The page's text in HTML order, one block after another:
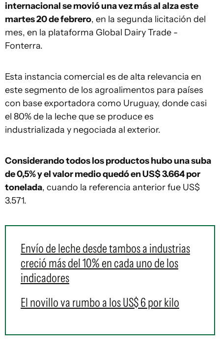
internacional se movió una vez más al alza este
martes 20 de febrero, en la segunda licitación del
mes, en la plataforma Global Dairy Trade -
Fonterra.
Esta instancia comercial es de alta relevancia en
este segmento de los agroalimentos para países
con base exportadora como Uruguay, donde casi
el 80% de la leche que se produce es
industrializada y negociada al exterior.
Considerando todos los productos hubo una suba
de 0,5% y el valor medio quedó en US$ 3.664 por
tonelada, cuando la referencia anterior fue US$
3.571.
Envío de leche desde tambos a industrias
creció más del 10% en cada uno de los
indicadores
El novillo va rumbo a los US$ 6 por kilo